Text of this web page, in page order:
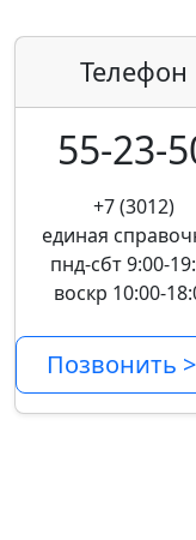
Телефон
55-23-
+7 (3012)
единая
пнд-сбт 9:00-
воскр 10:00-
Позвонить